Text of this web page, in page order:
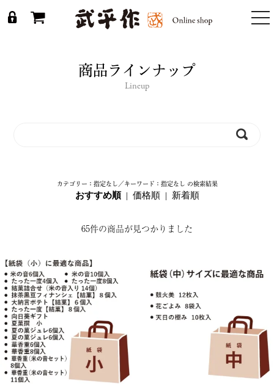
商品ラインナップ
Lineup
カテゴリー：指定なし／キーワード：指定なし の検索結果
おすすめ順| 価格順| 新着順
65件の商品が見つかりました